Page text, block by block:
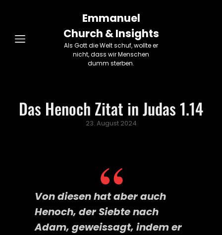
Emmanuel
Church & Insights
Als Gott die Welt schuf, wollte er
nicht, dass wir Menschen
dumm sterben.
Das Henoch Zitat in Judas 1.14
Posted
23. August 2024
Von diesen hat aber auch
Henoch, der Siebte nach
Adam, geweissagt, indem er